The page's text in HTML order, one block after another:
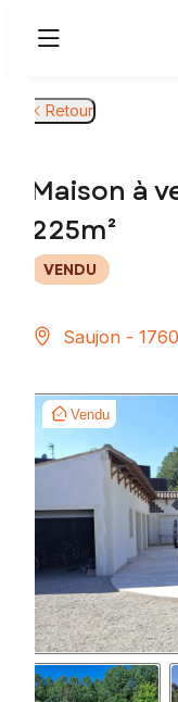
Retour
Maison à
225m²
VENDU
Saujon -
Vendu